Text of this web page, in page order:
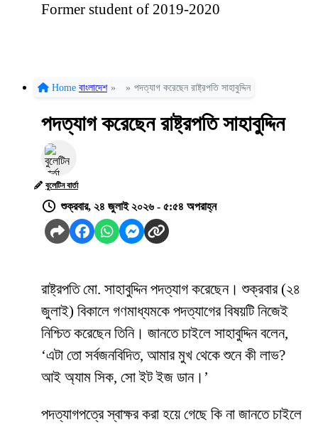
Former student of 2019-2020
Home বাংলাদেশ » » পদত্যাগ করেছেন রাষ্ট্রপতি সাহাবুদ্দিন
পদত্যাগ করেছেন রাষ্ট্রপতি সাহাবুদ্দিন
বুলেটিন বার্তা
শুক্রবার, ২৪ জুলাই ২০২৬ - ৫:৫৪ অপরাহ্ন
রাষ্ট্রপতি মো. সাহাবুদ্দিন পদত্যাগ করেছেন। শুক্রবার (২৪
জুলাই) বিকালে গণমাধ্যমকে পদত্যাগের বিষয়টি নিজেই
নিশ্চিত করেছেন তিনি। জানতে চাইলে সাহাবুদ্দিন বলেন,
‘এটা তো সর্বজনবিদিত, আমার মুখ থেকে শুনে কী লাভ?
আই অ্যাম সিক, সো ইট ইজ ডান।’
পদত্যাগপত্রে স্বাক্ষর করা হয়ে গেছে কি না জানতে চাইলে